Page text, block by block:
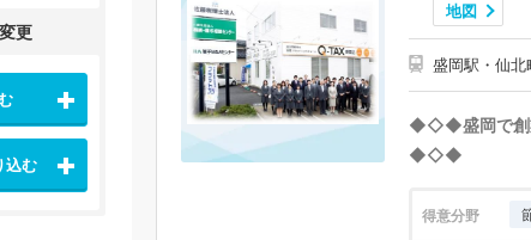
地図
盛岡駅・仙北
◆◇◆盛岡で創
◆◇◆
得意分野
更
込む